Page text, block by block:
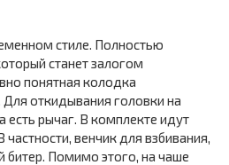
стиле. Полностью
станет залогом
понятная колодка
откидывания головки на
есть рычаг. В комплекте идут
венчик для взбивания,
битер. Помимо этого, на чаше